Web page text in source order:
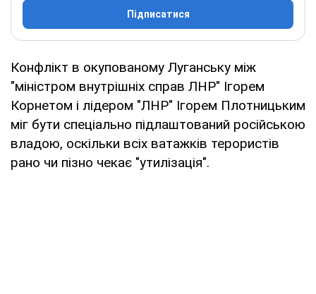
Підписатися
Конфлікт в окупованому Луганську між
"міністром внутрішніх справ ЛНР" Ігорем
Корнетом і лідером "ЛНР" Ігорем Плотницьким
міг бути спеціально підлаштований російською
владою, оскільки всіх ватажків терористів
рано чи пізно чекає "утилізація".